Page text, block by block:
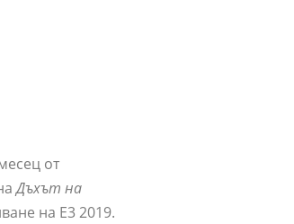
от
Дъхът на
на E3 2019.